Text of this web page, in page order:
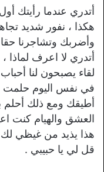
أتدري عندما رأيتك
هكذا ، نفور شديد
وأضربك وتشاجرنا
أتدري لا اعرف
لقاء يصبحون لنا
في نفس اليوم حلمت بك
أطيقك ومع ذلك أحلم
العشق والهيام كنت
هذا يذيد من غيظي
قل لي يا حبيبي .